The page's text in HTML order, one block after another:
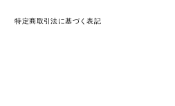
特定商取引法に基づく表記